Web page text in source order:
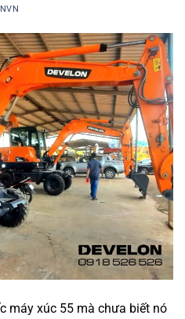
máy xúc 55 mà chưa biết nó